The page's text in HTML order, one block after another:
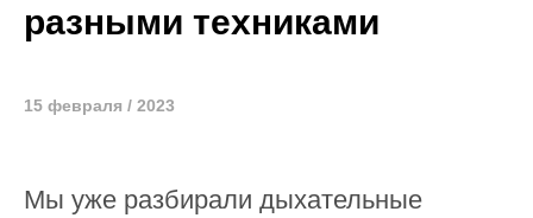
разными техниками
15 февраля / 2023
Мы уже разбирали дыхательные